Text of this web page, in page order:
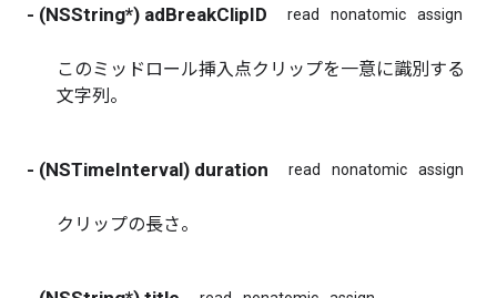
- (NSString*) adBreakClipID read nonatomic assign
このミッドロール挿入点クリップを一意に識別する
文字列。
- (NSTimeInterval) duration read nonatomic assign
クリップの長さ。